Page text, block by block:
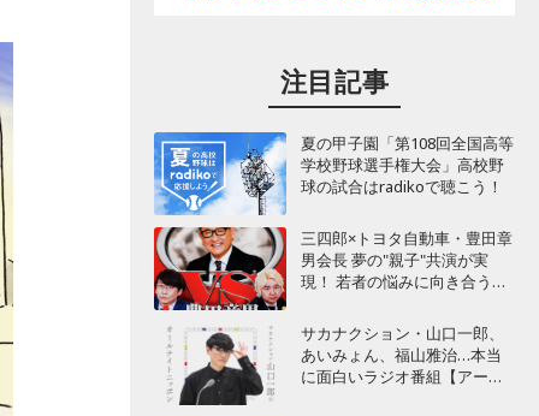
注目記事
夏の甲子園「第108回全国高等
学校野球選手権大会」高校野
球の試合はradikoで聴こう！
三四郎×トヨタ自動車・豊田章
男会長 夢の"親子"共演が実
現！ 若者の悩みに向き合うポ
サカナクション・山口一郎、
あいみょん、福山雅治…本当
に面白いラジオ番組【アーテ